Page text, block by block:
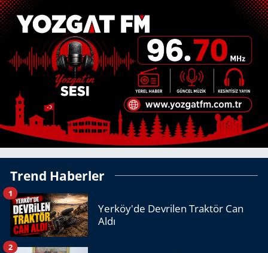
Trend Haberler
Yerköy'de Devrilen Traktör Can
Aldı
1
2